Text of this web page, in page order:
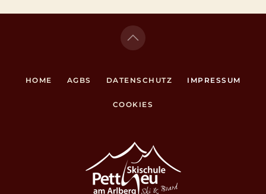
HOME AGBS DATENSCHUTZ IMPRESSUM
COOKIES